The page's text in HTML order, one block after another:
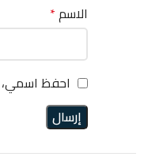
الاسم*
احفظ اسمي،